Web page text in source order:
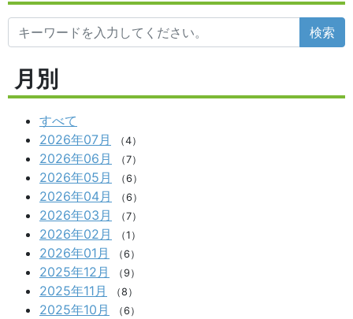
検索
月別
すべて
2026年07月
（4）
2026年06月 （7）
2026年05月 （6）
2026年04月 （6）
2026年03月 （7）
2026年02月 （1）
2026年01月 （6）
2025年12月 （9）
2025年11月 （8）
2025年10月 （6）